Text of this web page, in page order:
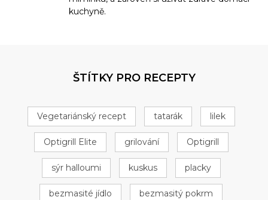
kuchyně.
ŠTÍTKY PRO RECEPTY
Vegetariánský recept tatarák lilek
Optigrill Elite grilování Optigrill
sýr halloumi kuskus placky
bezmasité jídlo bezmasitý pokrm